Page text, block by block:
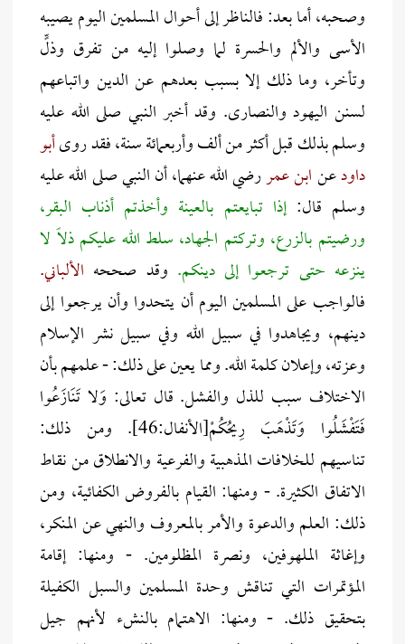
وصحبه، أما بعد: فالناظر إلى أحوال المسلمين اليوم يصيبه
الأسى والألم والحسرة لما وصلوا إليه من تفرق وذلٍّ
وتأخر، وما ذلك إلا بسبب بعدهم عن الدين واتباعهم
لسنن اليهود والنصارى. وقد أخبر النبي صلى الله عليه
وسلم بذلك قبل أكثر من ألف وأربعمائة سنة، فقد روىأبو
داودعنابن عمررضي الله عنهما، أن النبي صلى الله عليه
وسلم قال:إذا تبايعتم بالعينة وأخذتم أذناب البقر،
ورضيتم بالزرع، وتركتم الجهاد، سلط الله عليكم ذلاً لا
ينزعه حتى ترجعوا إلى دينكم. وقد صححه الألباني.
فالواجب على المسلمين اليوم أن يتحدوا وأن يرجعوا إلى
دينهم، ويجاهدوا في سبيل الله وفي سبيل نشر الإسلام
وعزته، وإعلان كلمة الله. ومما يعين على ذلك: - علمهم بأن
الاختلاف سبب للذل والفشل. قال تعالى: وَلا تَنَازَعُوا
فَتَفْشَلُوا وَتَذْهَبَ رِيحُكُمْ[الأنفال:46]. ومن ذلك:
تناسيهم للخلافات المذهبية والفرعية والانطلاق من نقاط
الاتفاق الكثيرة. - ومنها: القيام بالفروض الكفائية، ومن
ذلك: العلم والدعوة والأمر بالمعروف والنهي عن المنكر،
وإغاثة الملهوفين، ونصرة المظلومين. - ومنها: إقامة
المؤتمرات التي تناقش وحدة المسلمين والسبل الكفيلة
بتحقيق ذلك. - ومنها: الاهتمام بالنشء لأنهم جيل